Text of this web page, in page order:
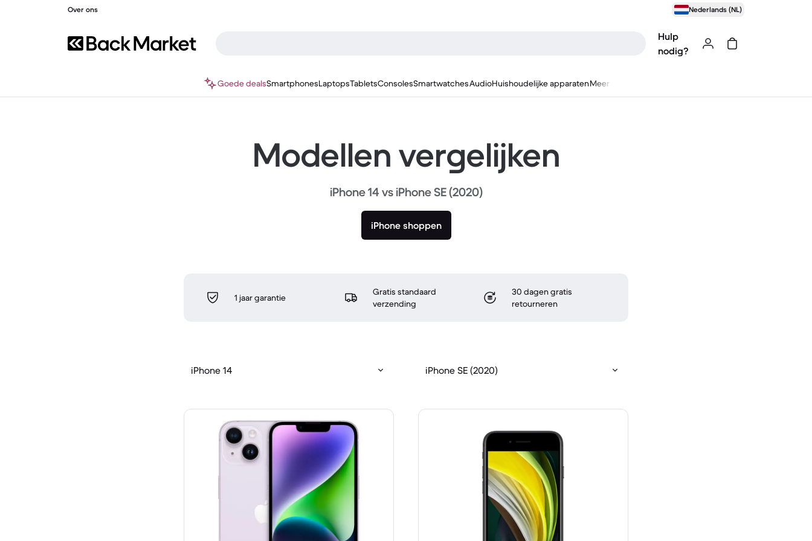
Over ons Nederlands (NL)
Hulp
nodig?
Goede dealsSmartphonesLaptopsTabletsConsolesSmartwatchesAudioHuishoudelijke apparatenMeer
Modellen vergelijken
iPhone 14 vs iPhone SE (2020)
iPhone shoppen
1 jaar garantie
Gratis standaard
verzending
30 dagen gratis
retourneren
iPhone 14 iPhone SE (2020)